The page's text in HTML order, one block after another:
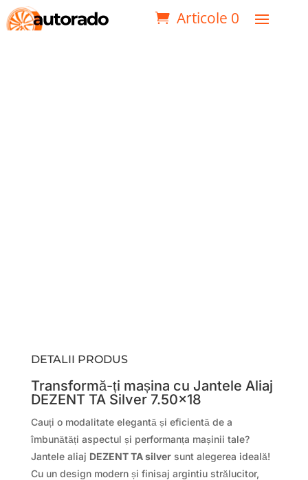
Articole 0
DETALII PRODUS
Transformă-ți mașina cu Jantele Aliaj
DEZENT TA Silver 7.50×18
Cauți o modalitate elegantă și eficientă de a
îmbunătăți aspectul și performanța mașinii tale?
Jantele aliaj DEZENT TA silversunt alegerea ideală!
Cu un design modern și finisaj argintiu strălucitor,